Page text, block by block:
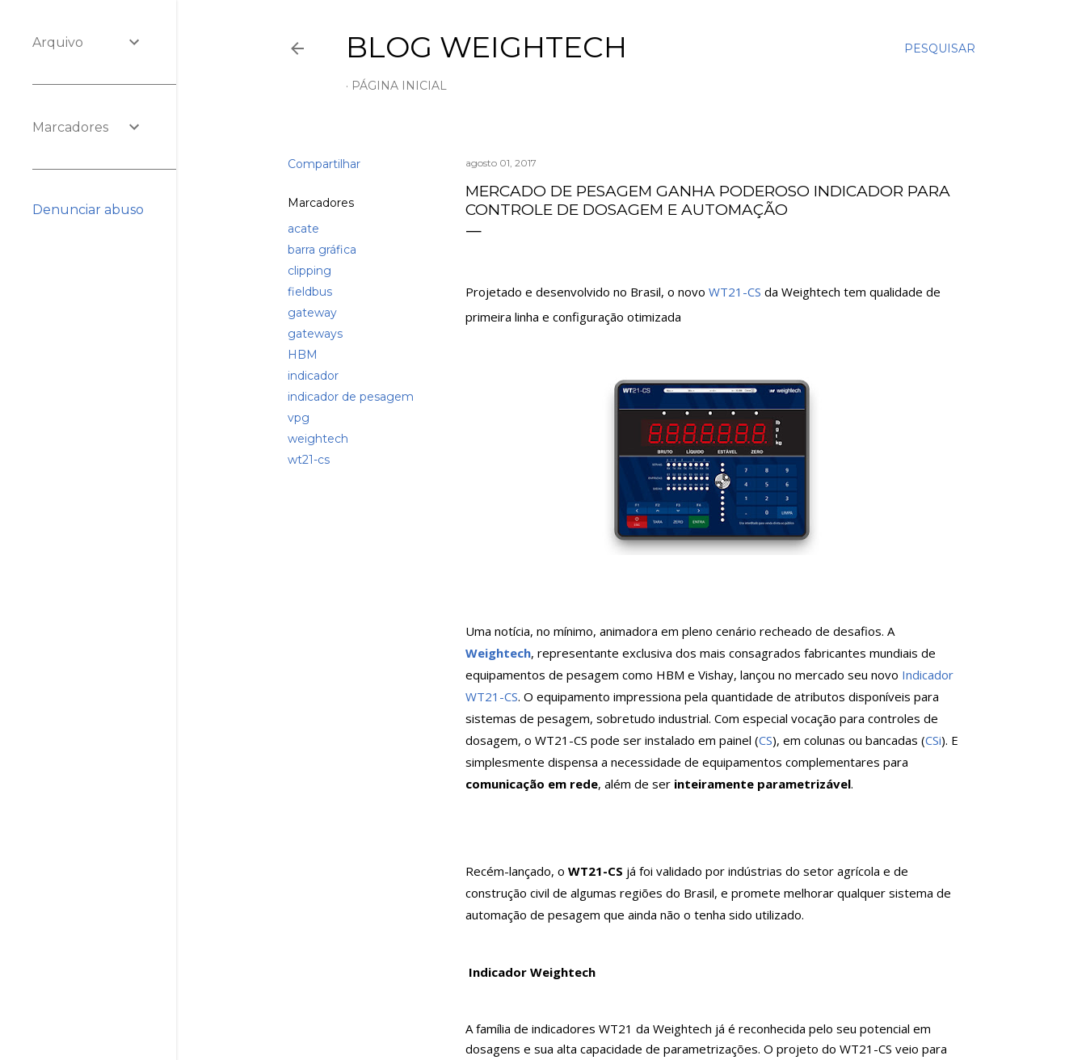
PESQUISAR
BLOG WEIGHTECH
PÁGINA INICIAL
Compartilhar
Marcadores
acate
barra gráfica
clipping
fieldbus
gateway
gateways
HBM
indicador
indicador de pesagem
vpg
weightech
wt21-cs
agosto 01, 2017
MERCADO DE PESAGEM GANHA PODEROSO INDICADOR PARA
CONTROLE DE DOSAGEM E AUTOMAÇÃO
Projetado e desenvolvido no Brasil, o novo WT21-CS da Weightech tem qualidade de
primeira linha e configuração otimizada
Uma notícia, no mínimo, animadora em pleno cenário recheado de desafios. A
Weightech, representante exclusiva dos mais consagrados fabricantes mundiais de
equipamentos de pesagem como HBM e Vishay, lançou no mercado seu novo Indicador
WT21-CS. O equipamento impressiona pela quantidade de atributos disponíveis para
sistemas de pesagem, sobretudo industrial. Com especial vocação para controles de
dosagem, o WT21-CS pode ser instalado em painel (CS), em colunas ou bancadas (CSi). E
simplesmente dispensa a necessidade de equipamentos complementares para
comunicação em rede, além de ser inteiramente parametrizável.
Recém-lançado, o WT21-CS já foi validado por indústrias do setor agrícola e de
construção civil de algumas regiões do Brasil, e promete melhorar qualquer sistema de
automação de pesagem que ainda não o tenha sido utilizado.
Indicador Weightech
A família de indicadores WT21 da Weightech já é reconhecida pelo seu potencial em
dosagens e sua alta capacidade de parametrizações. O projeto do WT21-CS veio para
Arquivo
Marcadores
Denunciar abuso